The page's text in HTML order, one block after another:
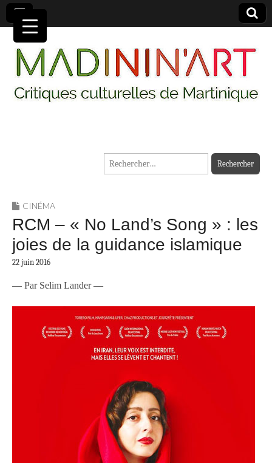
MADININ'ART
Rechercher :
CINÉMA
RCM – « No Land’s Song » : les
joies de la guidance islamique
22 juin 2016
— Par Selim Lander —